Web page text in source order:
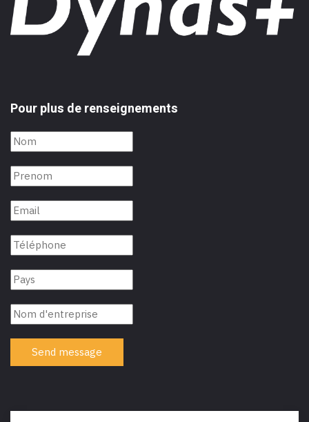
Pour plus de renseignements
Send message